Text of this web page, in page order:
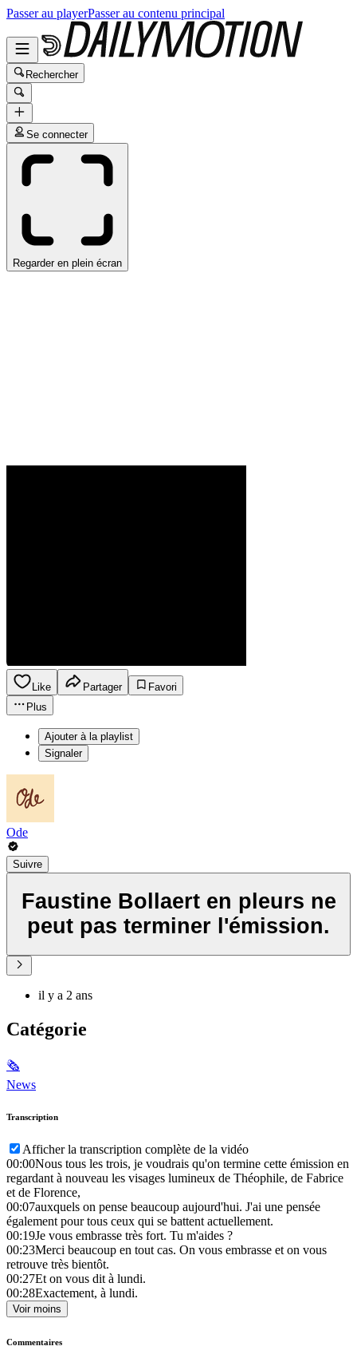
Passer au playerPasser au contenu principal
Rechercher
Se connecter
Regarder en plein écran
Like Partager
Favori
Plus
Ajouter à la playlist
Signaler
Ode
Suivre
Faustine Bollaert en pleurs ne
peut pas terminer l'émission.
il y a 2 ans
Catégorie
🗞
News
Transcription
Afficher la transcription complète de la vidéo
00:00Nous tous les trois, je voudrais qu'on termine cette émission en
regardant à nouveau les visages lumineux de Théophile, de Fabrice
et de Florence,
00:07auxquels on pense beaucoup aujourd'hui. J'ai une pensée
également pour tous ceux qui se battent actuellement.
00:19Je vous embrasse très fort. Tu m'aides ?
00:23Merci beaucoup en tout cas. On vous embrasse et on vous
retrouve très bientôt.
00:27Et on vous dit à lundi.
00:28Exactement, à lundi.
Voir moins
Commentaires